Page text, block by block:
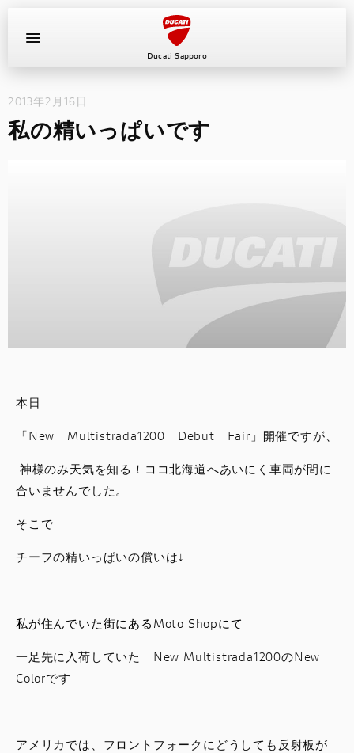
Ducati Sapporo
イベント
アパレル
お問合せ
2013年2月16日
私の精いっぱいです
本日
「New Multistrada1200 Debut Fair」開催ですが、
神様のみ天気を知る！ココ北海道へあいにく車両が間に
合いませんでした。
そこで
チーフの精いっぱいの償いは↓
私が住んでいた街にあるMoto Shopにて
一足先に入荷していた New Multistrada1200のNew
Colorです
アメリカでは、フロントフォークにどうしても反射板が